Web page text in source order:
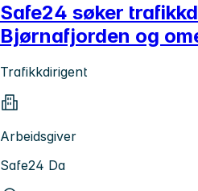
Safe24 søker
Bjørnafjorden og
Trafikkdirigent
Arbeidsgiver
Safe24 Da